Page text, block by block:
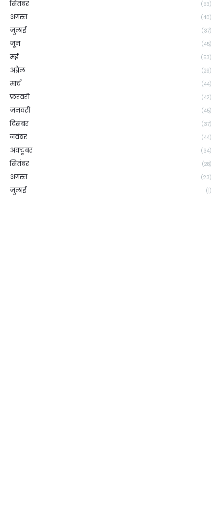
सितंबर (53)
अगस्त (40)
जुलाई (37)
जून (45)
मई (53)
अप्रैल (29)
मार्च (44)
फ़रवरी (42)
जनवरी (45)
दिसंबर (37)
नवंबर (44)
अक्टूबर (34)
सितंबर (28)
अगस्त (23)
जुलाई (1)